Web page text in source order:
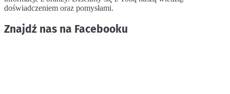
doświadczeniem oraz pomysłami.
Znajdź nas na Facebooku